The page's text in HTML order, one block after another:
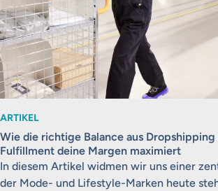
ARTIKEL
Wie die richtige Balance aus
Fulfillment deine Margen maximiert
In diesem Artikel widmen wir uns einer
der Mode- und Lifestyle-Marken heute